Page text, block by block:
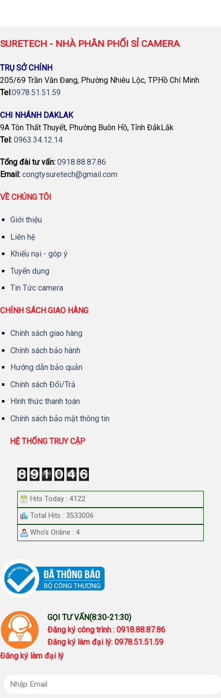
SURETECH - NHÀ PHÂN PHỐI SỈ CAMERA
TRỤ SỞ CHÍNH
205/69 Trần Văn Đang, Phường Nhiêu Lộc, TP.Hồ Chí Minh
Tel:0978.51.51.59
CHI NHÁNH DAKLAK
9A Tôn Thất Thuyết, Phường Buôn Hồ, Tỉnh ĐắkLắk
Tel: 0963.34.12.14
Tổng đài tư vấn: 0918.88.87.86
Email: congtysuretech@gmail.com
VỀ CHÚNG TÔI
Giới thiệu
Liên hệ
Khiếu nại - góp ý
Tuyển dụng
Tin Tức camera
CHÍNH SÁCH GIAO HÀNG
Chính sách giao hàng
Chính sách bảo hành
Hướng dẫn bảo quản
Chính sách Đổi/Trả
Hình thức thanh toán
Chính sách bảo mật thông tin
HỆ THỐNG TRUY CẬP
Hits Today : 4122
Total Hits : 3533006
Who's Online : 4
GỌI TƯ VẤN(8:30-21:30)
Đăng ký công trình : 0918.88.87.86
Đăng ký làm đại lý: 0978.51.51.59
Đăng ký làm đại lý